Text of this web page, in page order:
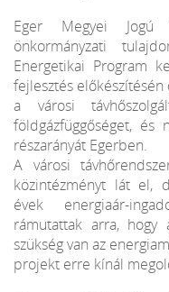
Eger Megyei Jogú
önkormányzati
Energetikai Program
fejlesztés előkészítésén
a városi
földgázfüggőséget, és
részarányát Egerben.
A városi
közintézményt lát el,
évek energiaár-
rámutattak arra, hogy
szükség van az
projekt erre kínál